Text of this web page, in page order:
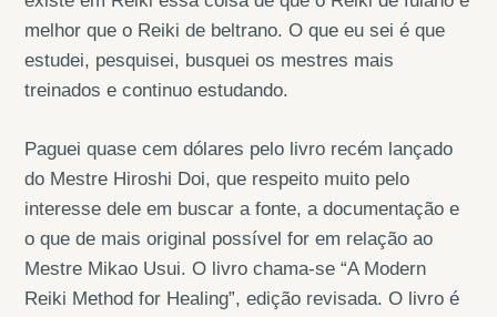
melhor que o Reiki de beltrano. O que eu sei é que
estudei, pesquisei, busquei os mestres mais
treinados e continuo estudando.
Paguei quase cem dólares pelo livro recém lançado
do Mestre Hiroshi Doi, que respeito muito pelo
interesse dele em buscar a fonte, a documentação e
o que de mais original possível for em relação ao
Mestre Mikao Usui. O livro chama-se “A Modern
Reiki Method for Healing”, edição revisada. O livro é